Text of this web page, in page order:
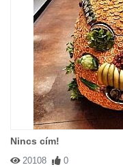
Nincs cím!
20108 0